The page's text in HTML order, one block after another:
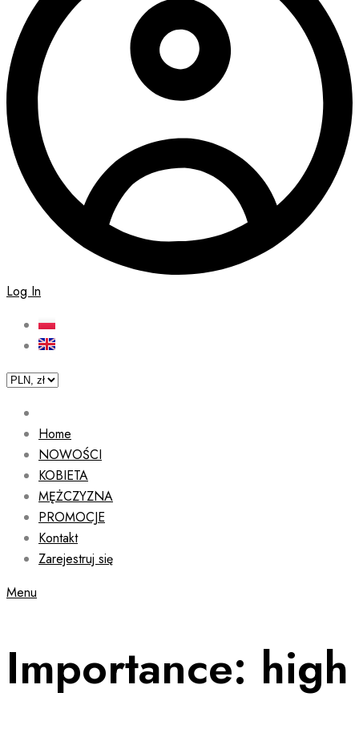
Log In
Home
NOWOŚCI
KOBIETA
MĘŻCZYZNA
PROMOCJE
Kontakt
Zarejestruj się
Menu
Importance: high